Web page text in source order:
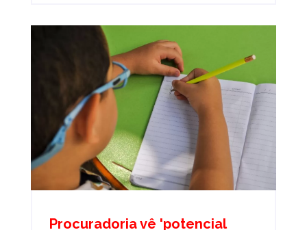
Procuradoria vê 'potencial